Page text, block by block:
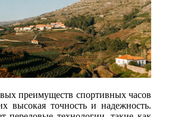
преимуществ спортивных часов
высокая точность и надежность.